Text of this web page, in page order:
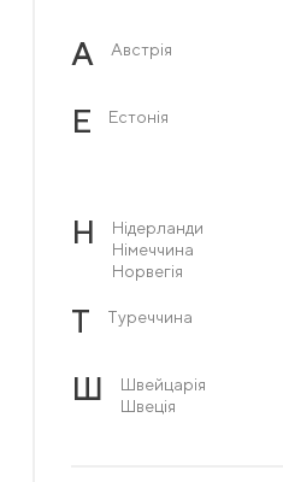
А Австрія
Е Естонія
Н
Нідерланди
Німеччина
Норвегія
Т Туреччина
Ш
Швейцарія
Швеція